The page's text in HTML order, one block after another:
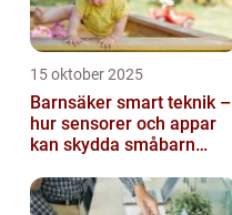
15 oktober 2025
Barnsäker smart teknik –
hur sensorer och appar
kan skydda småbarn